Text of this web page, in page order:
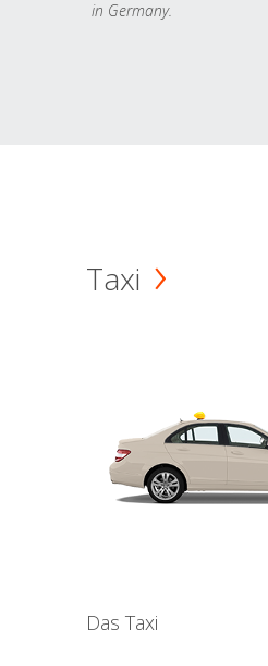
in Germany.
Taxi
Das Taxi